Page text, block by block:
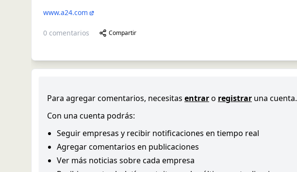
www.a24.com
0 comentarios Compartir
Para agregar comentarios, necesitas entraro registrar una cuenta.
Con una cuenta podrás:
Seguir empresas y recibir notificaciones en tiempo real
Agregar comentarios en publicaciones
Ver más noticias sobre cada empresa